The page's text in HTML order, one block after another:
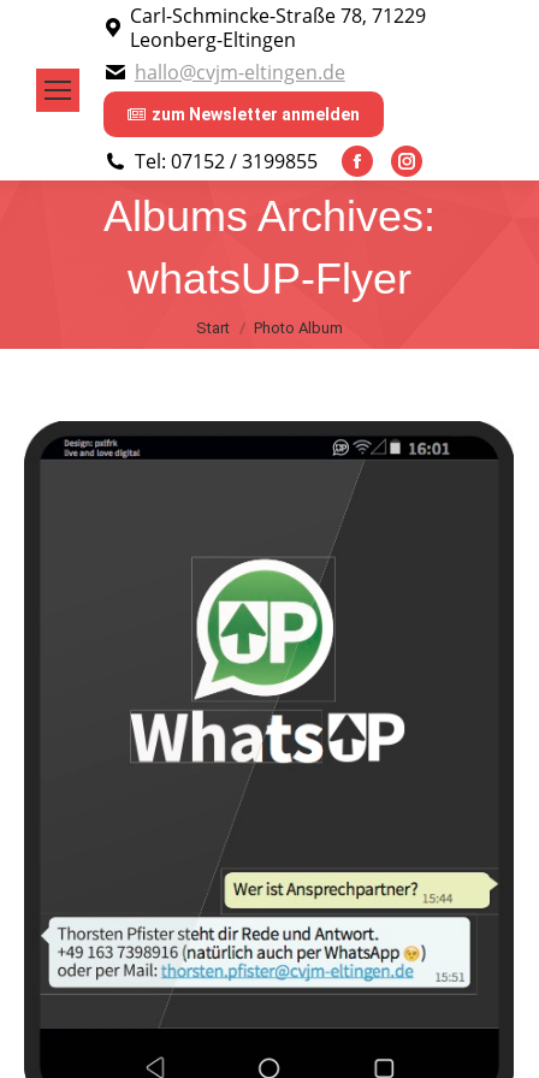
Carl-Schmincke-Straße 78, 71229
Leonberg-Eltingen
hallo@cvjm-eltingen.de
zum Newsletter anmelden
Tel: 07152 / 3199855
Facebook
page
opens
in
new
Instagram
page
opens
in
Albums Archives:
whatsUP-Flyer
Sie befinden sich hier:
Start Photo Album